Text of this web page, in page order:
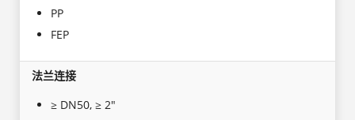
PP
FEP
法兰连接
≥ DN50, ≥ 2"